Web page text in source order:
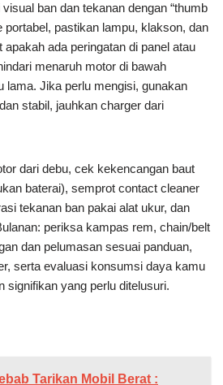
ban dan tekanan dengan “thumb
portabel, pastikan lampu, klakson, dan
ada peringatan di panel atau
menaruh motor di bawah
lama. Jika perlu mengisi, gunakan
stabil, jauhkan charger dari
dari debu, cek kekencangan baut
baterai), semprot contact cleaner
tekanan ban pakai alat ukur, dan
periksa kampas rem, chain/belt
dan pelumasan sesuai panduan,
serta evaluasi konsumsi daya kamu
yang perlu ditelusuri.
Tarikan Mobil Berat :